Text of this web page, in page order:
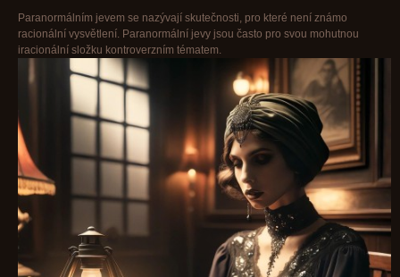
Paranormálním jevem se nazývají skutečnosti, pro které není známo
racionální vysvětlení. Paranormální jevy jsou často pro svou mohutnou
iracionální složku kontroverzním tématem.